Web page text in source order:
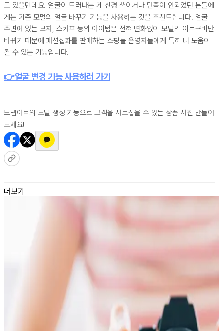
도 있을텐데요. 얼굴이 드러나는 게 신경 쓰이거나 만족이 안되었던 분들에
게는 기존 모델의 얼굴 바꾸기 기능을 사용하는 것을 추천드립니다. 얼굴
주변에 있는 모자, 스카프 등의 아이템은 전혀 변화없이 모델의 이목구비만
바뀌기 때문에 패션잡화를 판매하는 쇼핑몰 운영자들에게 특히 더 도움이
될 수 있는 기능입니다.
👉얼굴 변경 기능 사용하러 가기
드랩아트의 모델 생성 기능으로 고객을 사로잡을 수 있는 상품 사진 만들어
보세요!
더보기